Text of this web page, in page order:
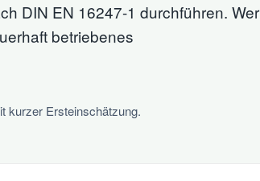
DIN EN 16247-1 durchführen. Wer
betriebenes
kurzer Ersteinschätzung.